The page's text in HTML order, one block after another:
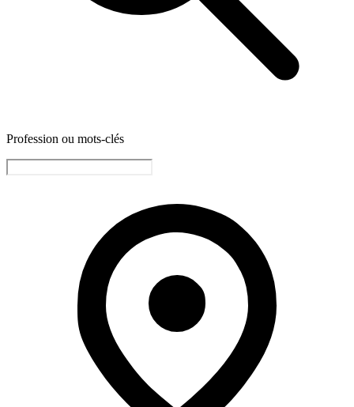
Profession ou mots-clés